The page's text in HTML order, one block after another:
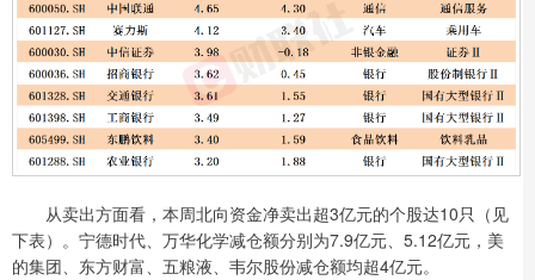
从卖出方面看，本周北向资金净卖出超3亿元的个股达10只（见
下表）。宁德时代、万华化学减仓额分别为7.9亿元、5.12亿元，美
的集团、东方财富、五粮液、韦尔股份减仓额均超4亿元。